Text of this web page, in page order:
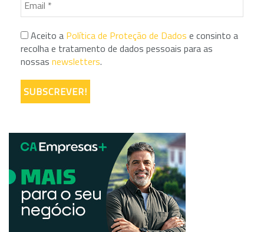
Aceito a Política de Proteção de Dados e consinto a
recolha e tratamento de dados pessoais para as
nossas newsletters.